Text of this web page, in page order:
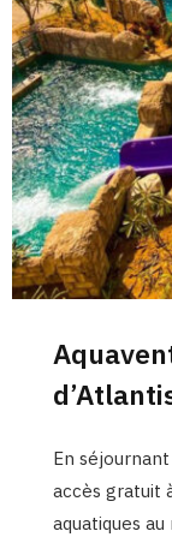
En
accès gratuit
aquatiques